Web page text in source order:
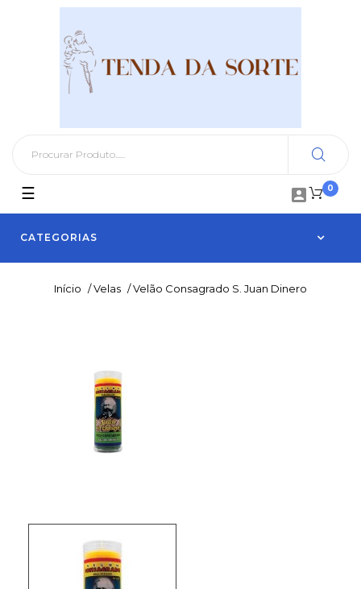
0

CATEGORIAS
Toggle
navigation
☰
Início /Velas /Velão Consagrado S. Juan Dinero